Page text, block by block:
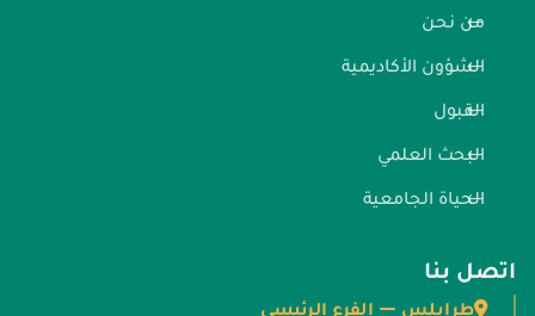
من نحن
الشؤون الأكاديمية
القبول
البحث العلمي
الحياة الجامعية
اتصل بنا
طرابلس — الفرع الرئيسي